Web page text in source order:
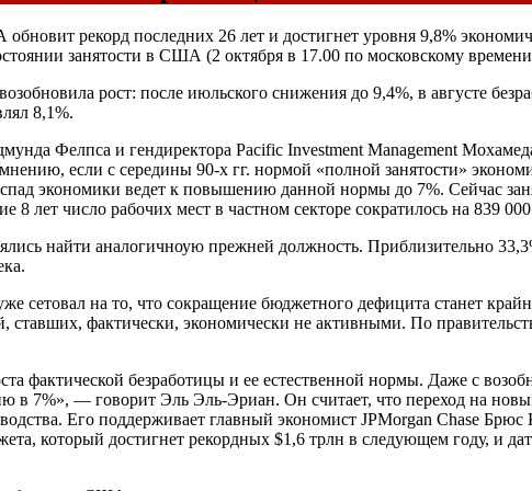
рекорд последних 26 лет и достигнет уровня 9,8%
занятости в США (2 октября в 17.00 по московскому
рост: после июльского снижения до 9,4%, в августе
8,1%.
Фелпса и гендиректора Pacific Investment Management
если с середины 90-х гг. нормой «полной занятости»
экономики ведет к повышению данной нормы до 7%. Сейчас
8 лет число рабочих мест в частном секторе сократилось на 839
найти аналогичноую прежней должность. Приблизительно
сетовал на то, что сокращение бюджетного дефицита станет
ставших, фактически, экономически не активными. По
фактической безработицы и ее естественной нормы. Даже с
в 7%», — говорит Эль Эль-Эриан. Он считает, что переход на
Его поддерживает главный экономист JPMorgan Chase
который достигнет рекордных $1,6 трлн в следующем году, и